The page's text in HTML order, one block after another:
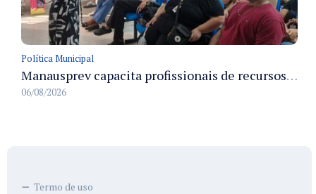
Política Municipal
Manausprev capacita profissionais de recursos humanos para agilizar concessão de aposentadorias no município
06/08/2026
Termo de uso